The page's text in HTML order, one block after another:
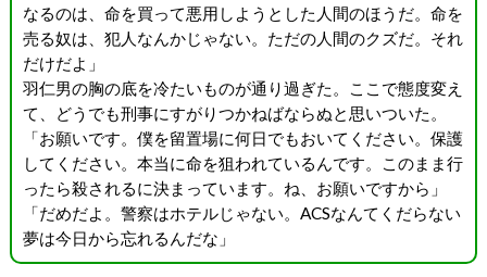
なるのは、命を買って悪用しようとした人間のほうだ。命を
売る奴は、犯人なんかじゃない。ただの人間のクズだ。それ
だけだよ」
羽仁男の胸の底を冷たいものが通り過ぎた。ここで態度変え
て、どうでも刑事にすがりつかねばならぬと思いついた。
「お願いです。僕を留置場に何日でもおいてください。保護
してください。本当に命を狙われているんです。このまま行
ったら殺されるに決まっています。ね、お願いですから」
「だめだよ。警察はホテルじゃない。ACSなんてくだらない
夢は今日から忘れるんだな」